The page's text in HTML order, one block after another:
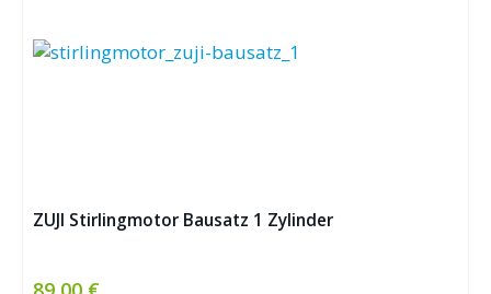
ZUJI Stirlingmotor Bausatz 1 Zylinder